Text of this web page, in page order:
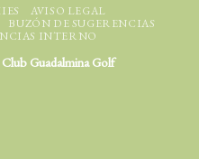
AVISO LEGAL
BUZÓN DE SUGERENCIAS
INTERNO
Guadalmina Golf